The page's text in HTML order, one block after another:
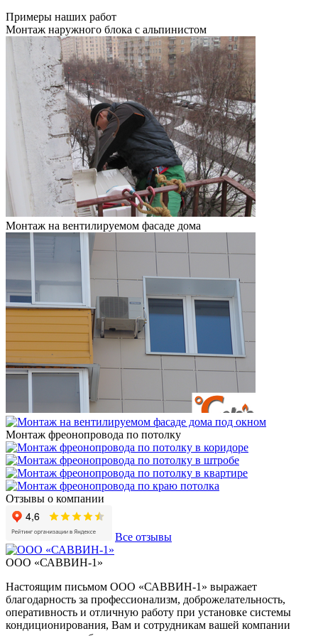
Примеры наших работ
Монтаж наружного блока с альпинистом
Монтаж на вентилируемом фасаде дома
Монтаж фреонопровода по потолку
Отзывы о компании
Все отзывы
ООО «САВВИН-1»
Настоящим письмом ООО «САВВИН-1» выражает
благодарность за профессионализм, доброжелательность,
оперативность и отличную работу при установке системы
кондиционирования, Вам и сотрудникам вашей компании